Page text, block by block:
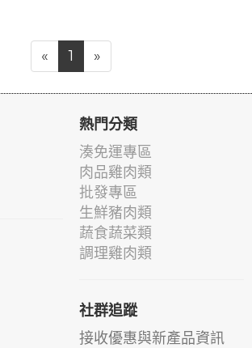
« 1 »
熱門分類
湊免運專區
肉品雞肉類
批發專區
生鮮豬肉類
蔬食蔬菜類
調理雞肉類
社群追蹤
接收優惠與新產品資訊